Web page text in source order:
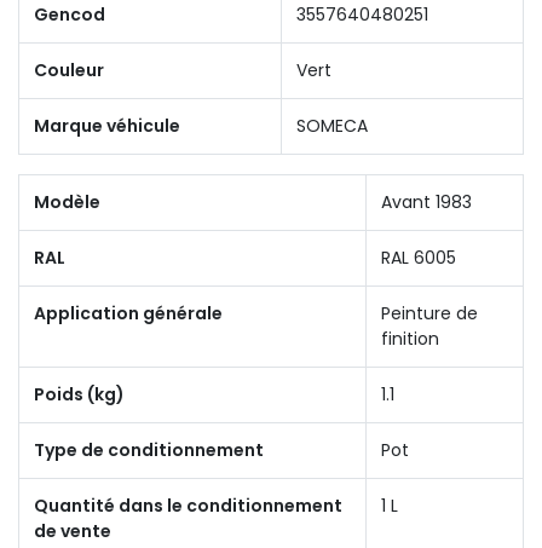
Gencod 3557640480251
Couleur Vert
Marque véhicule SOMECA
Modèle Avant 1983
RAL RAL 6005
Application générale
Peinture de
finition
Poids (kg) 1.1
Type de conditionnement Pot
Quantité dans le conditionnement
de vente
1 L